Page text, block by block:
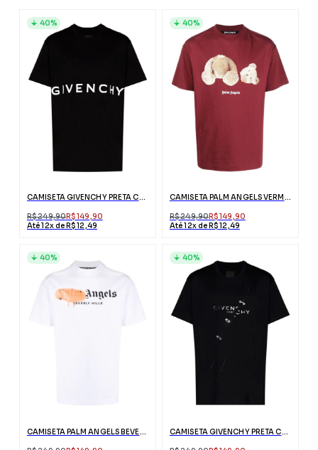
CAMISETA GIVENCHY PRETA COM LOGO BRANCO
R$ 249,90R$ 149,90
Até 12x de R$ 12,49
40%
CAMISETA PALM ANGELS VERMELHA ESTAMPA URSO
R$ 249,90R$ 149,90
Até 12x de R$ 12,49
40%
CAMISETA PALM ANGELS BEVERLY HILLS BRANCA COM LOGO
40%
CAMISETA GIVENCHY PRETA COM EFEITO RASGADO
40%